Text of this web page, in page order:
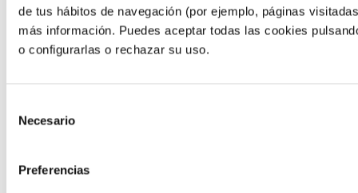
de tus hábitos de navegación (por ejemplo, páginas
más información. Puedes aceptar todas las cookies
o configurarlas o rechazar su uso.
Necesario
Preferencias
>> VER HOTEL
Santa Clara, Panamá
Vive una experiencia inolvidable en
Santa Clara. Disfruta de nuestro resort